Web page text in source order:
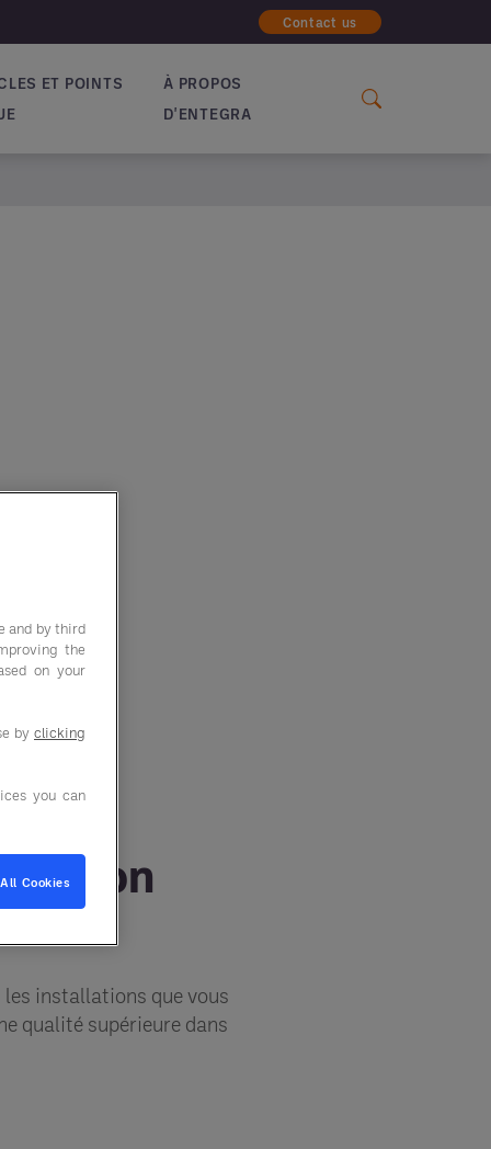
Contact us
ET POINTS
À PROPOS
D'ENTEGRA
les installations que vous
qualité supérieure dans
and by third
the
on your
by clicking
you can
Cookies